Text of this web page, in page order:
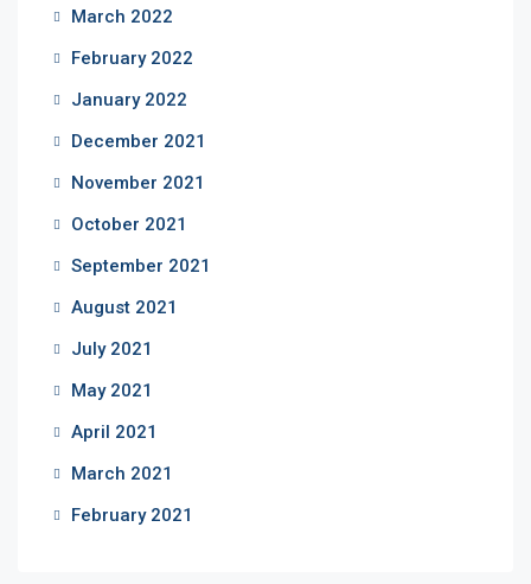
March 2022
February 2022
January 2022
December 2021
November 2021
October 2021
September 2021
August 2021
July 2021
May 2021
April 2021
March 2021
February 2021